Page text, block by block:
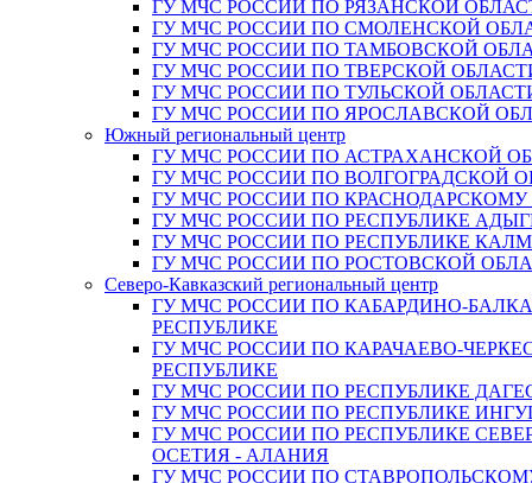
ГУ МЧС РОССИИ ПО РЯЗАНСКОЙ
ГУ МЧС РОССИИ ПО СМОЛЕНСКОЙ
ГУ МЧС РОССИИ ПО ТАМБОВСКОЙ
ГУ МЧС РОССИИ ПО ТВЕРСКОЙ
ГУ МЧС РОССИИ ПО ТУЛЬСКОЙ
ГУ МЧС РОССИИ ПО ЯРОСЛАВСКОЙ
Южный региональный центр
ГУ МЧС РОССИИ ПО АСТРАХАНСКОЙ
ГУ МЧС РОССИИ ПО ВОЛГОГРАДСКОЙ
ГУ МЧС РОССИИ ПО
ГУ МЧС РОССИИ ПО РЕСПУБЛИКЕ
ГУ МЧС РОССИИ ПО РЕСПУБЛИКЕ
ГУ МЧС РОССИИ ПО РОСТОВСКОЙ
Северо-Кавказский региональный центр
ГУ МЧС РОССИИ ПО КАБАРДИНО-
РЕСПУБЛИКЕ
ГУ МЧС РОССИИ ПО КАРАЧАЕВО-
РЕСПУБЛИКЕ
ГУ МЧС РОССИИ ПО РЕСПУБЛИКЕ
ГУ МЧС РОССИИ ПО РЕСПУБЛИКЕ
ГУ МЧС РОССИИ ПО РЕСПУБЛИКЕ
ОСЕТИЯ - АЛАНИЯ
ГУ МЧС РОССИИ ПО